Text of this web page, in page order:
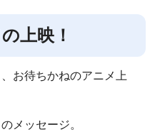
上映！
お待ちかねのアニメ上
メッセージ。